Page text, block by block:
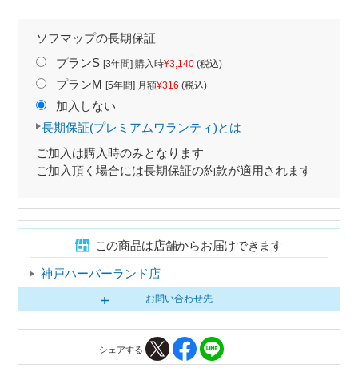
ソフマップの長期保証
プランS [3年間] 購入時¥3,140(税込)
プランM [5年間] 月額¥316 (税込)
加入しない
長期保証(プレミアムワランティ)とは
ご加入は購入時のみとなります
ご加入頂く場合には長期保証の約款が適用されます
この商品は店舗からお届けできます
神戸ハーバーランド店
お問い合わせ先
シェアする